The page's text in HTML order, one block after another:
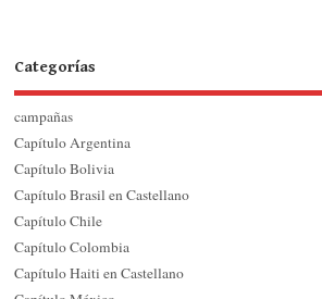
Categorías
campañas
Capítulo Argentina
Capítulo Bolivia
Capítulo Brasil en Castellano
Capítulo Chile
Capítulo Colombia
Capítulo Haiti en Castellano